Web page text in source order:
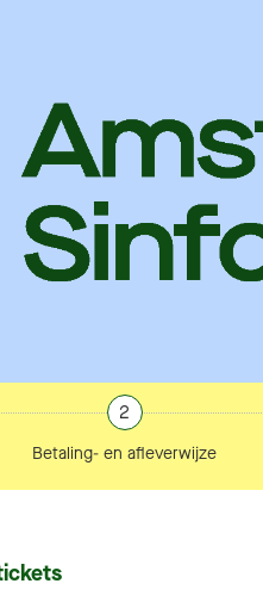
2
Betaling- en afleverwijze